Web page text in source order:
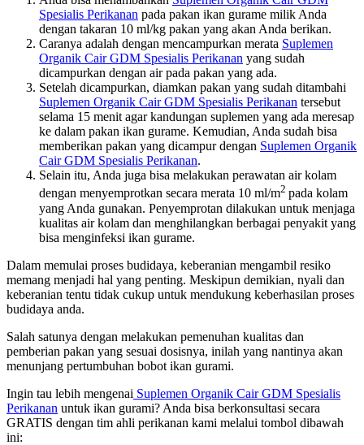
Spesialis Perikanan pada pakan ikan gurame milik Anda
dengan takaran 10 ml/kg pakan yang akan Anda berikan.
Caranya adalah dengan mencampurkan merata Suplemen
Organik Cair GDM Spesialis Perikanan yang sudah
dicampurkan dengan air pada pakan yang ada.
Setelah dicampurkan, diamkan pakan yang sudah ditambahi
Suplemen Organik Cair GDM Spesialis Perikanan tersebut
selama 15 menit agar kandungan suplemen yang ada meresap
ke dalam pakan ikan gurame. Kemudian, Anda sudah bisa
memberikan pakan yang dicampur dengan Suplemen Organik
Cair GDM Spesialis Perikanan.
Selain itu, Anda juga bisa melakukan perawatan air kolam
dengan menyemprotkan secara merata 10 ml/m2 pada kolam
yang Anda gunakan. Penyemprotan dilakukan untuk menjaga
kualitas air kolam dan menghilangkan berbagai penyakit yang
bisa menginfeksi ikan gurame.
Dalam memulai proses budidaya, keberanian mengambil resiko
memang menjadi hal yang penting. Meskipun demikian, nyali dan
keberanian tentu tidak cukup untuk mendukung keberhasilan proses
budidaya anda.
Salah satunya dengan melakukan pemenuhan kualitas dan
pemberian pakan yang sesuai dosisnya, inilah yang nantinya akan
menunjang pertumbuhan bobot ikan gurami.
Ingin tau lebih mengenai Suplemen Organik Cair GDM Spesialis
Perikanan untuk ikan gurami? Anda bisa berkonsultasi secara
GRATIS dengan tim ahli perikanan kami melalui tombol dibawah
ini: